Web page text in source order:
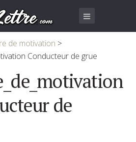
de motivation >
Conducteur de grue
de